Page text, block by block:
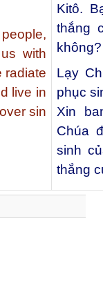
with
radiate
live in
sin
Kitô.
thắng
không?
Lạy
phục
Xin
Chúa
sinh
thắng